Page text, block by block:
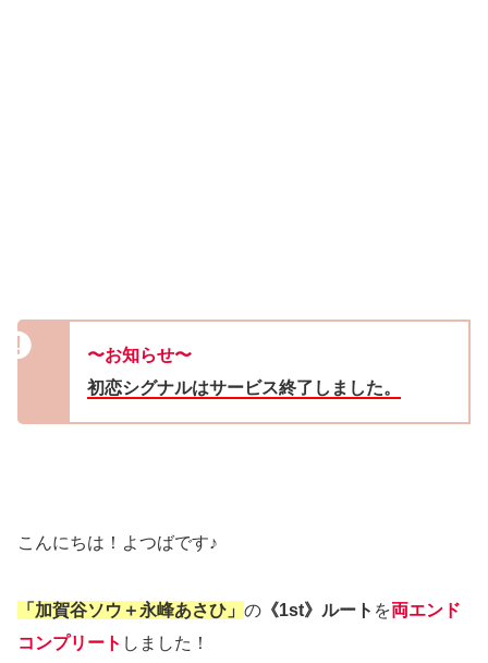
〜お知らせ〜
初恋シグナルはサービス終了しました。
こんにちは！よつばです♪
「加賀谷ソウ＋永峰あさひ」 の 《1st》ルート を両エンド
コンプリート しました！